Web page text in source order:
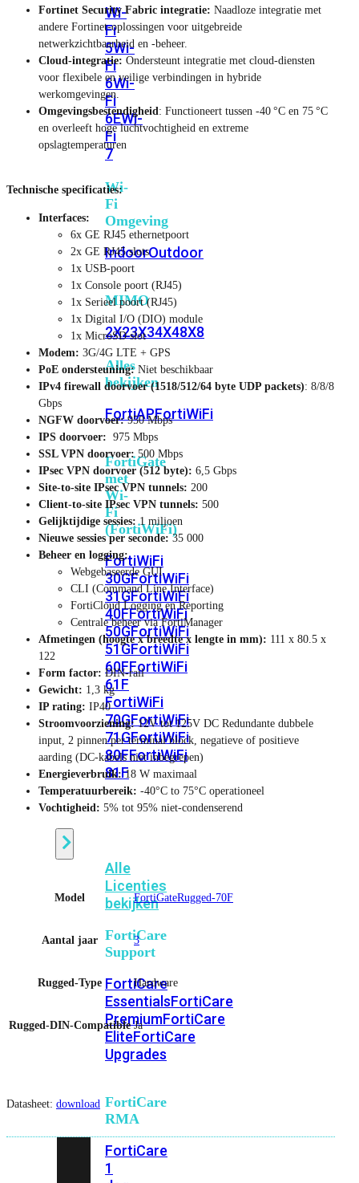
Wi-
Fi
5Wi-
Fi
6Wi-
Fi
6EWi-
Fi
7
Wi-
Fi
Omgeving
IndoorOutdoor
MIMO
2X23X34X48X8
Alles
bekijken
FortiAPFortiWiFi
FortiGate
met
Wi-
Fi
(FortiWiFi)
FortiWiFi
30GFortiWiFi
31GFortiWiFi
40FFortiWiFi
50GFortiWiFi
51GFortiWiFi
60FFortiWiFi
61F
FortiWiFi
70GFortiWiFi
71GFortiWiFi
80FFortiWiFi
81F
Alle
Licenties
bekijken
FortiCare
Support
FortiCare
EssentialsFortiCare
PremiumFortiCare
EliteFortiCare
Upgrades
FortiCare
RMA
FortiCare
1
Fortinet Security Fabric integratie: Naadloze integratie met
andere Fortinet-oplossingen voor uitgebreide
netwerkzichtbaarheid en -beheer.
Cloud-integratie: Ondersteunt integratie met cloud-diensten
voor flexibele en veilige verbindingen in hybride
werkomgevingen.
Omgevingsbestendigheid : Functioneert tussen ‑40 °C en 75 °C
en overleeft hoge luchtvochtigheid en extreme
opslagtemperaturen
Technische specificaties:
Interfaces:
6x GE RJ45 ethernetpoort
2x GE RJ45 slots
1x USB-poort
1x Console poort (RJ45)
1x Serieel poort (RJ45)
1x Digital I/O (DIO) module
1x MicroSD slot
Modem: 3G/4G LTE + GPS
PoE ondersteuning:Niet beschikbaar
IPv4 firewall doorvoer (1518/512/64 byte UDP packets): 8/8/8
Gbps
NGFW doorvoer:950 Mbps
IPS doorvoer: 975 Mbps
SSL VPN doorvoer:500 Mbps
IPsec VPN doorvoer (512 byte): 6,5 Gbps
Site-to-site IPsec VPN tunnels: 200
Client-to-site IPsec VPN tunnels: 500
Gelijktijdige sessies:1 miljoen
Nieuwe sessies per seconde: 35 000
Beheer en logging:
Webgebaseerde GUI
CLI (Command Line Interface)
FortiCloud Logging en Reporting
Centrale beheer via FortiManager
Afmetingen (hoogte x breedte x lengte in mm): 111 x 80.5 x
122
Form factor: DIN-rail
Gewicht: 1,3 kg
IP rating: IP40
Stroomvoorziening:12V tot 125V DC Redundante dubbele
input, 2 pinnen per terminal block, negatieve of positieve
aarding (DC-kabels niet inbegrepen)
Energieverbruik:18 W maximaal
Temperatuurbereik: -40°C to 75°C operationeel
Vochtigheid: 5% tot 95% niet-condenserend
Model FortiGateRugged-70F
Aantal jaar 3
Rugged-Type Hardware
Rugged-DIN-Compatible Ja
Datasheet: download